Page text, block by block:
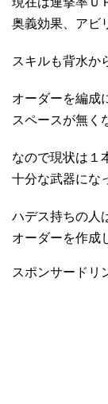
奥義効果、アビ
スキルも背水か
オーダーを編成
スペースが無く
なので現状は１
十分な武器にな
ハデス持ちの人
オーダーを作成
スポンサードリ